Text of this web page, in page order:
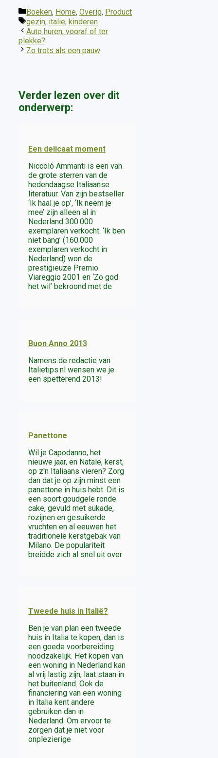
Categorieën
Boeken, Home, Overig, Product
Tags
gezin, italie, kinderen
Auto huren, vooraf of ter
plekke?
Zo trots als een pauw
Verder lezen over dit
onderwerp:
Een delicaat moment
Niccolò Ammanti is een van
de grote sterren van de
hedendaagse Italiaanse
literatuur. Van zijn bestseller
‘Ik haal je op’, ‘Ik neem je
mee’ zijn alleen al in
Nederland 300.000
exemplaren verkocht. ‘Ik ben
niet bang’ (160.000
exemplaren verkocht in
Nederland) won de
prestigieuze Premio
Viareggio 2001 en ‘Zo god
het wil’ bekroond met de
Buon Anno 2013
Namens de redactie van
Italietips.nl wensen we je
een spetterend 2013!
Panettone
Wil je Capodanno, het
nieuwe jaar, en Natale, kerst,
op z'n Italiaans vieren? Zorg
dan dat je op zijn minst een
panettone in huis hebt. Dit is
een soort goudgele ronde
cake, gevuld met sukade,
rozijnen en gesuikerde
vruchten en al eeuwen het
traditionele kerstgebak van
Milano. De populariteit
breidde zich al snel uit over
Tweede huis in Italië?
Ben je van plan een tweede
huis in Italia te kopen, dan is
een goede voorbereiding
noodzakelijk. Het kopen van
een woning in Nederland kan
al vrij lastig zijn, laat staan in
het buitenland. Ook de
financiering van een woning
in Italia kent andere
gebruiken dan in
Nederland. Om ervoor te
zorgen dat je niet voor
onplezierige